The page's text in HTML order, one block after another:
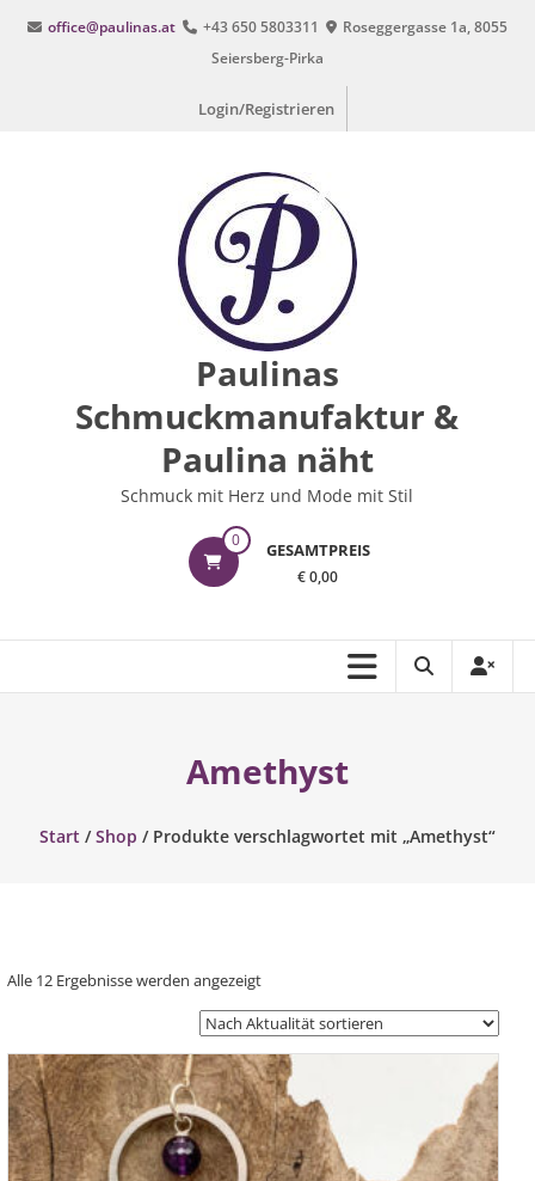
Inhalt
office@paulinas.at +43 650 5803311
Roseggergasse 1a, 8055
Seiersberg-Pirka
Login/Registrieren
Paulinas
Schmuckmanufaktur &
Paulina näht
Schmuck mit Herz und Mode mit Stil
0 GESAMTPREIS
€ 0,00
Amethyst
Start /Shop / Produkte verschlagwortet mit „Amethyst“
Alle 12 Ergebnisse werden angezeigtNach
Aktualität
sortiert